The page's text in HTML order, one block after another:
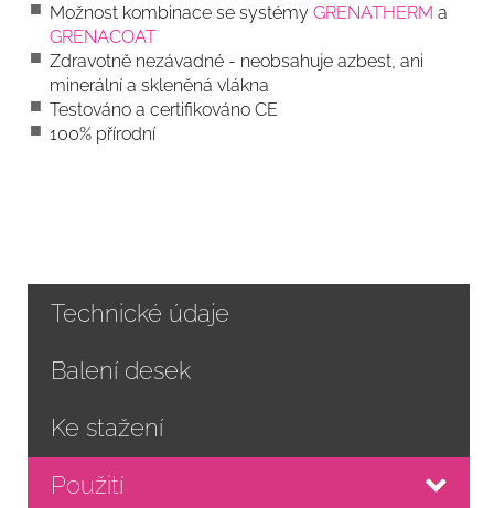
Možnost kombinace se systémy GRENATHERM a
GRENACOAT
Zdravotně nezávadné - neobsahuje azbest, ani
minerální a skleněná vlákna
Testováno a certifikováno CE
100% přírodní
Použití
Technické údaje
Balení desek
Ke stažení